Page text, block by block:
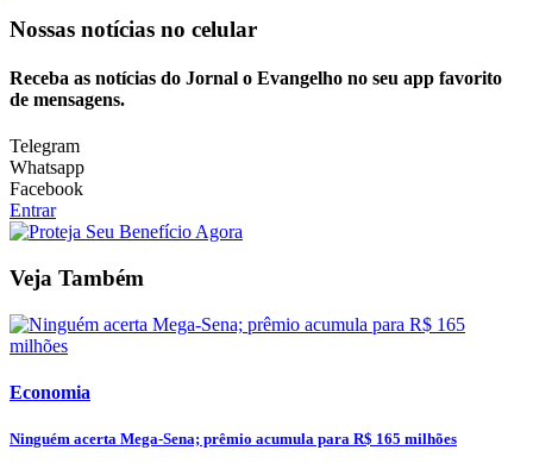
Nossas notícias no celular
Receba as notícias do Jornal o Evangelho no seu app favorito
de mensagens.
Telegram
Whatsapp
Facebook
Entrar
Veja Também
Economia
Ninguém acerta Mega-Sena; prêmio acumula para R$ 165 milhões